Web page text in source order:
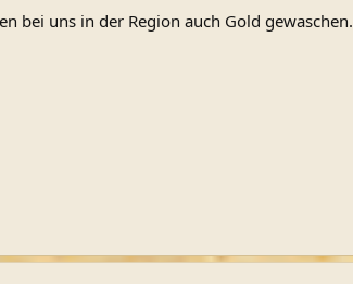
bei uns in der Region auch Gold gewaschen.